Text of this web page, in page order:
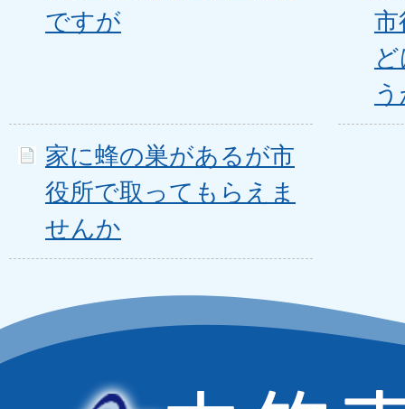
ですが
市
家に蜂の巣があるが市
役所で取ってもらえま
せんか